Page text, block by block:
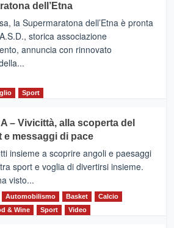
dell’Etna
la Supermaratona dell’Etna è pronta
storica associazione
annuncia con rinnovato
Sport
– Vivicittà, alla scoperta del
messaggi di pace
insieme a scoprire angoli e paesaggi
sport e voglia di divertirsi insieme.
visto...
Automobilismo Basket
Calcio
& Wine Sport Video